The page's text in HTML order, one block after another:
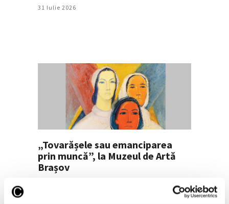
31 Iulie 2026
„Tovarășele sau emanciparea
prin muncă”, la Muzeul de Artă
Brașov